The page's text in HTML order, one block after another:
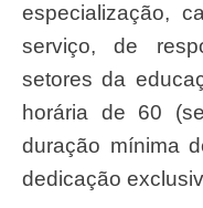
especialização,
serviço, de
setores da
horária de 60
duração mínima
dedicação